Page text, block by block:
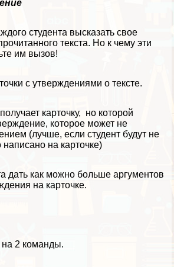
студента высказать свое
текста. Но к чему эти
им вызов!
с утверждениями о тексте.
карточку, но которой
которое может не
(лучше, если студент будут не
на карточке)
дать как можно больше аргументов
на карточке.
2 комaнды.